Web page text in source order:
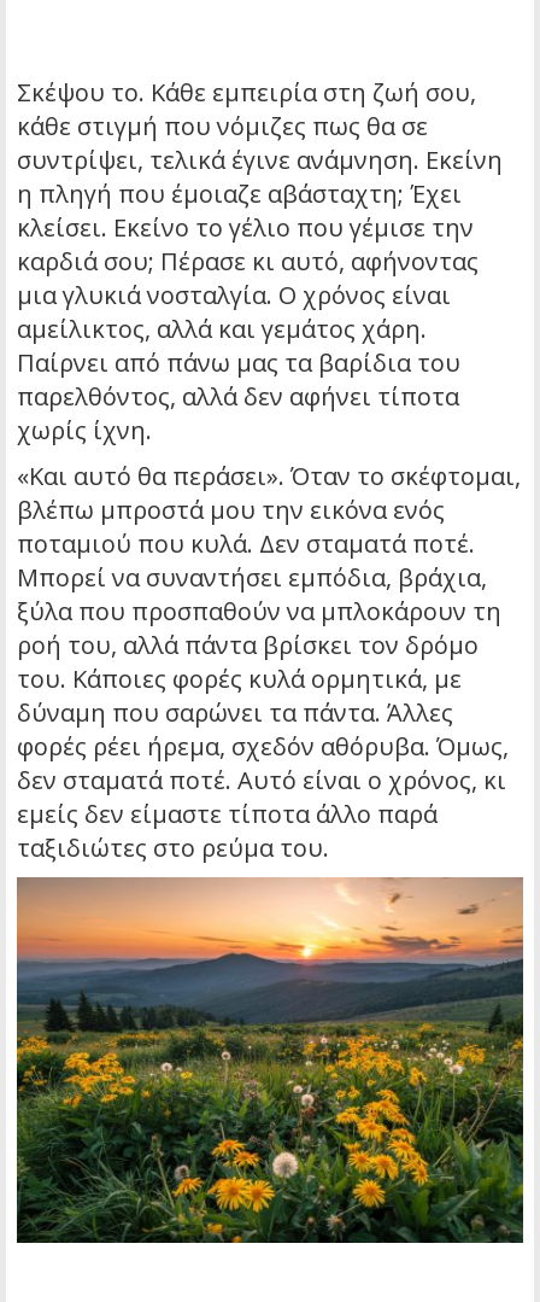
Σκέψου το. Κάθε εμπειρία στη ζωή σου,
κάθε στιγμή που νόμιζες πως θα σε
συντρίψει, τελικά έγινε ανάμνηση. Εκείνη
η πληγή που έμοιαζε αβάσταχτη; Έχει
κλείσει. Εκείνο το γέλιο που γέμισε την
καρδιά σου; Πέρασε κι αυτό, αφήνοντας
μια γλυκιά νοσταλγία. Ο χρόνος είναι
αμείλικτος, αλλά και γεμάτος χάρη.
Παίρνει από πάνω μας τα βαρίδια του
παρελθόντος, αλλά δεν αφήνει τίποτα
χωρίς ίχνη.
«Και αυτό θα περάσει». Όταν το σκέφτομαι,
βλέπω μπροστά μου την εικόνα ενός
ποταμιού που κυλά. Δεν σταματά ποτέ.
Μπορεί να συναντήσει εμπόδια, βράχια,
ξύλα που προσπαθούν να μπλοκάρουν τη
ροή του, αλλά πάντα βρίσκει τον δρόμο
του. Κάποιες φορές κυλά ορμητικά, με
δύναμη που σαρώνει τα πάντα. Άλλες
φορές ρέει ήρεμα, σχεδόν αθόρυβα. Όμως,
δεν σταματά ποτέ. Αυτό είναι ο χρόνος, κι
εμείς δεν είμαστε τίποτα άλλο παρά
ταξιδιώτες στο ρεύμα του.